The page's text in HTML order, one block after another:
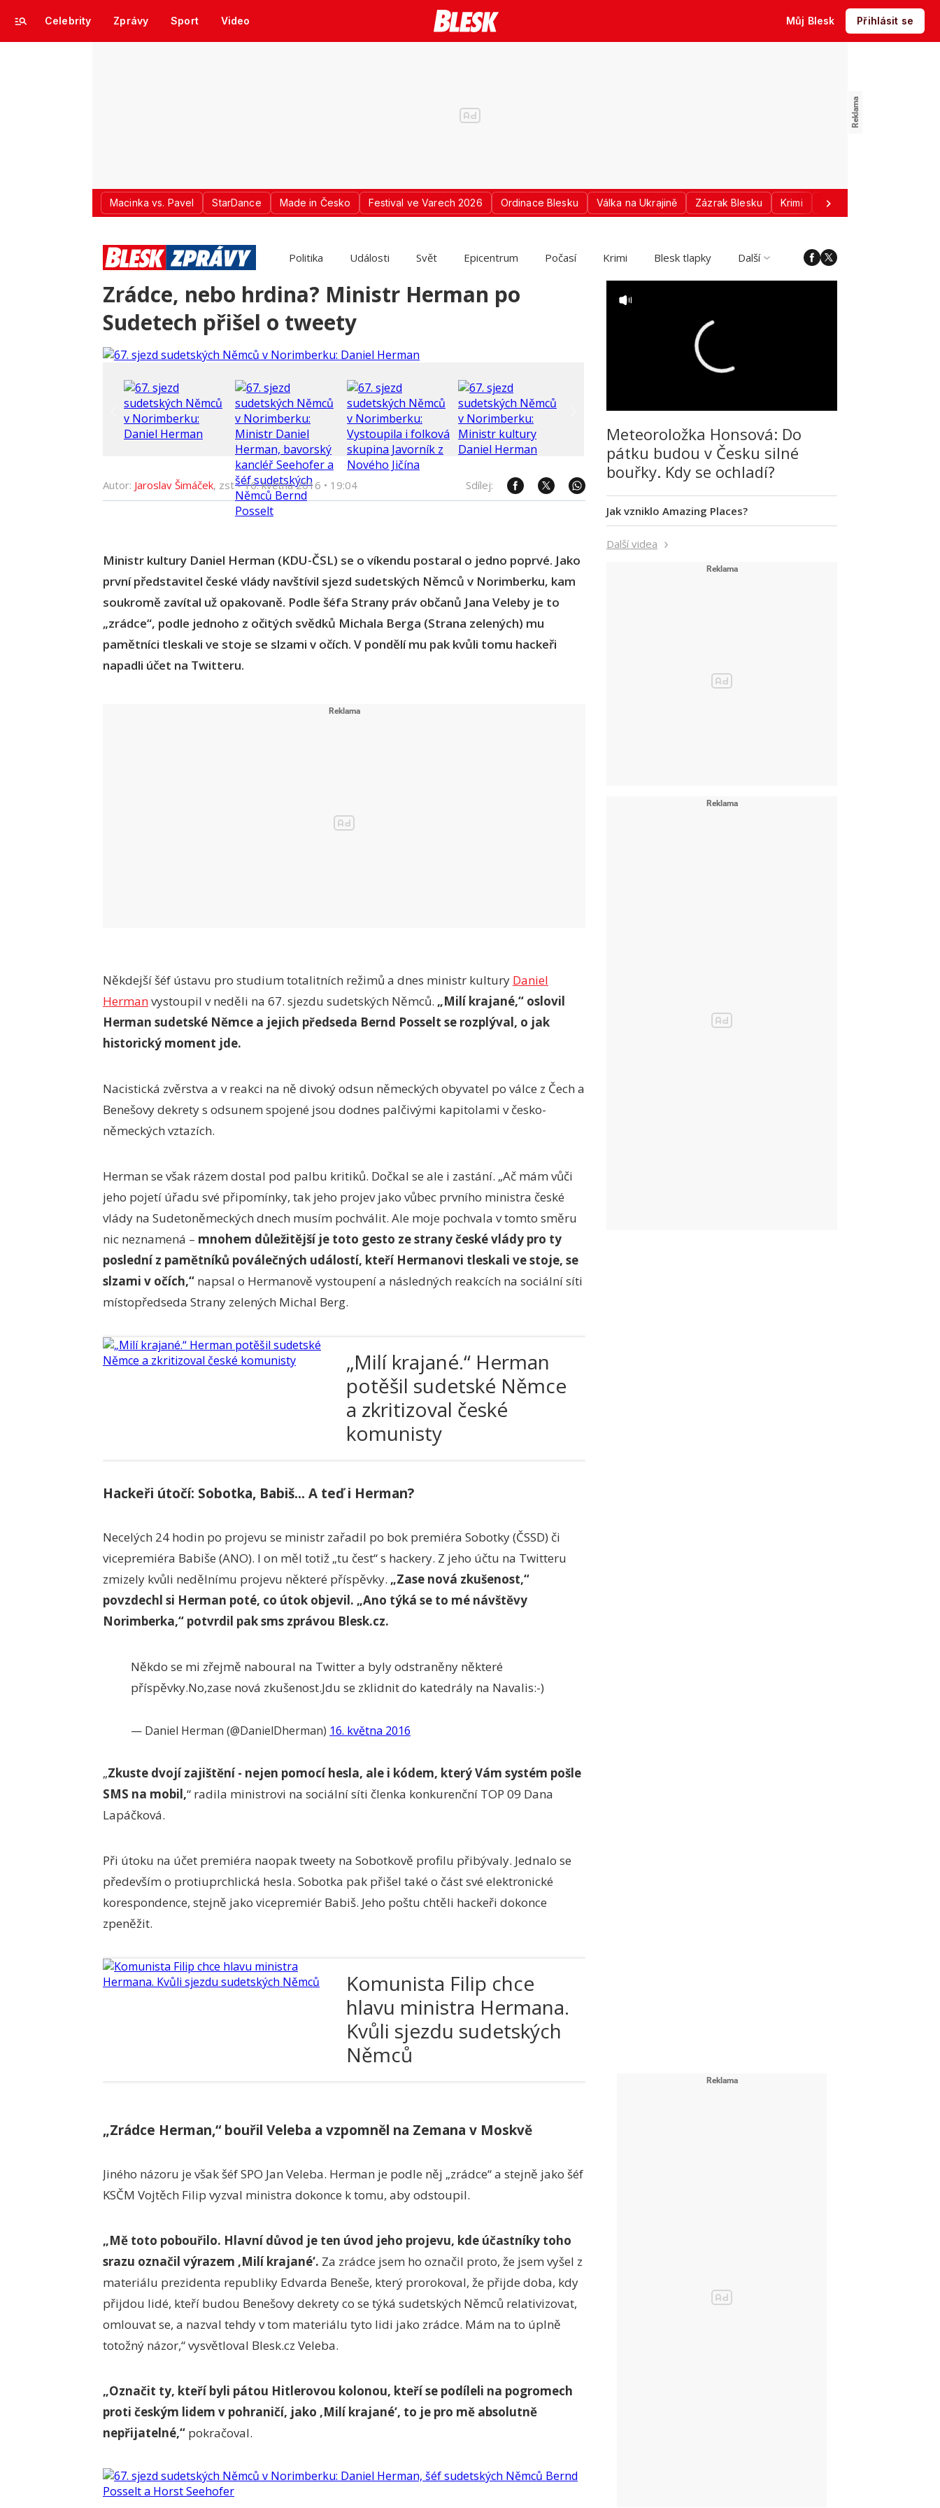
Celebrity Zprávy Sport Video Můj Blesk Přihlásit se
Macinka vs. Pavel StarDance Made in Česko Festival ve Varech 2026 Ordinace Blesku Válka na Ukrajině Zázrak Blesku Krimi Donald Trump
Politika Události Svět Epicentrum Počasí Krimi Blesk tlapky Další
Zrádce, nebo hrdina? Ministr Herman po
Sudetech přišel o tweety
Autor: Jaroslav Šimáček, zst -16. května 2016 • 19:04 Sdílej:
Ministr kultury Daniel Herman (KDU-ČSL) se o víkendu postaral o jedno poprvé. Jako
první představitel české vlády navštívil sjezd sudetských Němců v Norimberku, kam
soukromě zavítal už opakovaně. Podle šéfa Strany práv občanů Jana Veleby je to
„zrádce“, podle jednoho z očitých svědků Michala Berga (Strana zelených) mu
pamětníci tleskali ve stoje se slzami v očích. V pondělí mu pak kvůli tomu hackeři
napadli účet na Twitteru.
Někdejší šéf ústavu pro studium totalitních režimů a dnes ministr kultury Daniel
Hermanvystoupil v neděli na 67. sjezdu sudetských Němců. „Milí krajané,“ oslovil
Herman sudetské Němce a jejich předseda Bernd Posselt se rozplýval, o jak
historický moment jde.
Nacistická zvěrstva a v reakci na ně divoký odsun německých obyvatel po válce z Čech a
Benešovy dekrety s odsunem spojené jsou dodnes palčivými kapitolami v česko-
německých vztazích.
Herman se však rázem dostal pod palbu kritiků. Dočkal se ale i zastání. „Ač mám vůči
jeho pojetí úřadu své připomínky, tak jeho projev jako vůbec prvního ministra české
vlády na Sudetoněmeckých dnech musím pochválit. Ale moje pochvala v tomto směru
nic neznamená – mnohem důležitější je toto gesto ze strany české vlády pro ty
poslední z pamětníků poválečných událostí, kteří Hermanovi tleskali ve stoje, se
slzami v očích,“ napsal o Hermanově vystoupení a následných reakcích na sociální síti
místopředseda Strany zelených Michal Berg.
„Milí krajané.“ Herman
potěšil sudetské Němce
a zkritizoval české
komunisty
Hackeři útočí: Sobotka, Babiš... A teď i Herman?
Necelých 24 hodin po projevu se ministr zařadil po bok premiéra Sobotky (ČSSD) či
vicepremiéra Babiše (ANO). I on měl totiž „tu čest“ s hackery. Z jeho účtu na Twitteru
zmizely kvůli nedělnímu projevu některé příspěvky. „Zase nová zkušenost,“
povzdechl si Herman poté, co útok objevil. „Ano týká se to mé návštěvy
Norimberka,“ potvrdil pak sms zprávou Blesk.cz.
Někdo se mi zřejmě naboural na Twitter a byly odstraněny některé
příspěvky.No,zase nová zkušenost.Jdu se zklidnit do katedrály na Navalis:-)
— Daniel Herman (@DanielDherman) 16. května 2016
„Zkuste dvojí zajištění - nejen pomocí hesla, ale i kódem, který Vám systém pošle
SMS na mobil,“ radila ministrovi na sociální síti členka konkurenční TOP 09 Dana
Lapáčková.
Při útoku na účet premiéra naopak tweety na Sobotkově profilu přibývaly. Jednalo se
především o protiuprchlická hesla. Sobotka pak přišel také o část své elektronické
korespondence, stejně jako vicepremiér Babiš. Jeho poštu chtěli hackeři dokonce
zpeněžit.
Komunista Filip chce
hlavu ministra Hermana.
Kvůli sjezdu sudetských
Němců
„Zrádce Herman,“ bouřil Veleba a vzpomněl na Zemana v Moskvě
Jiného názoru je však šéfSPO Jan Veleba. Herman je podle něj „zrádce“ a stejně jako šéf
KSČM Vojtěch Filip vyzval ministra dokonce k tomu, aby odstoupil.
„Mě toto pobouřilo. Hlavní důvod je ten úvod jeho projevu, kde účastníky toho
srazu označil výrazem ‚Milí krajané‘. Za zrádce jsem ho označil proto, že jsem vyšel z
materiálu prezidenta republiky Edvarda Beneše, který prorokoval, že přijde doba, kdy
přijdou lidé, kteří budou Benešovy dekrety co se týká sudetských Němců relativizovat,
omlouvat se, a nazval tehdy v tom materiálu tyto lidi jako zrádce. Mám na to úplně
totožný názor,“ vysvětloval Blesk.cz Veleba.
„Označit ty, kteří byli pátou Hitlerovou kolonou, kteří se podíleli na pogromech
proti českým lidem v pohraničí, jako ‚Milí krajané‘, to je pro mě absolutně
nepřijatelné,“ pokračoval.
Meteoroložka Honsová: Do
pátku budou v Česku silné
bouřky. Kdy se ochladí?
Jak vzniklo Amazing Places?
Další videa